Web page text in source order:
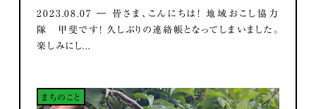
2023.08.07 ― 皆さま、こんにちは！ 地域おこし協力
隊 甲斐です！ 久しぶりの連絡帳となってしまいました。
楽しみにし...
まちのこと